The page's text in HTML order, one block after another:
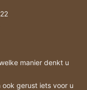
manier denkt u
gerust iets voor u